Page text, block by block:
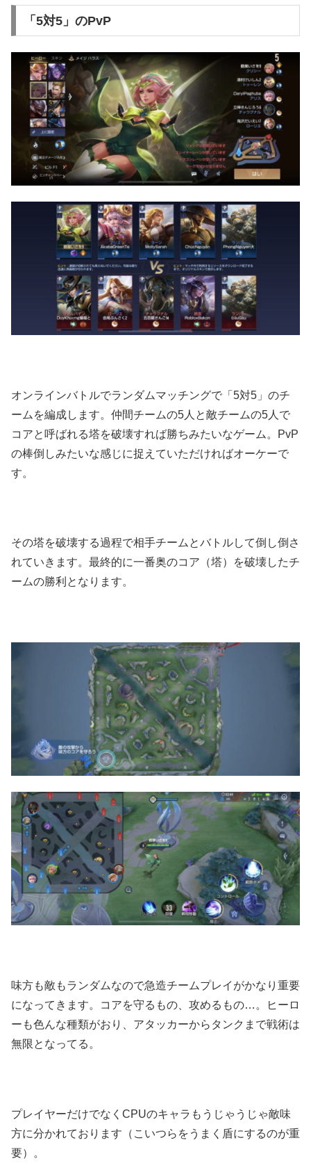
「5対5」のPvP
オンラインバトルでランダムマッチングで「5対5」のチ
ームを編成します。仲間チームの5人と敵チームの5人で
コアと呼ばれる塔を破壊すれば勝ちみたいなゲーム。PvP
の棒倒しみたいな感じに捉えていただければオーケーで
す。
その塔を破壊する過程で相手チームとバトルして倒し倒さ
れていきます。最終的に一番奥のコア（塔）を破壊したチ
ームの勝利となります。
味方も敵もランダムなので急造チームプレイがかなり重要
になってきます。コアを守るもの、攻めるもの…。ヒーロ
ーも色んな種類がおり、アタッカーからタンクまで戦術は
無限となってる。
プレイヤーだけでなくCPUのキャラもうじゃうじゃ敵味
方に分かれております（こいつらをうまく盾にするのが重
要）。